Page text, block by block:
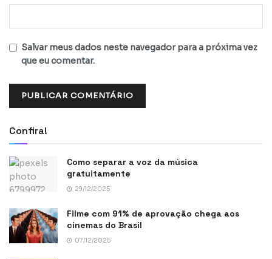
Salvar meus dados neste navegador para a próxima vez
que eu comentar.
Confira!
Como separar a voz da música
gratuitamente
29/12/2025
Filme com 91% de aprovação chega aos
cinemas do Brasil
07/12/2025